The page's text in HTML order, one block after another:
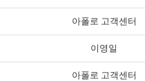
아폴로 고객센터
이영일
아폴로 고객센터